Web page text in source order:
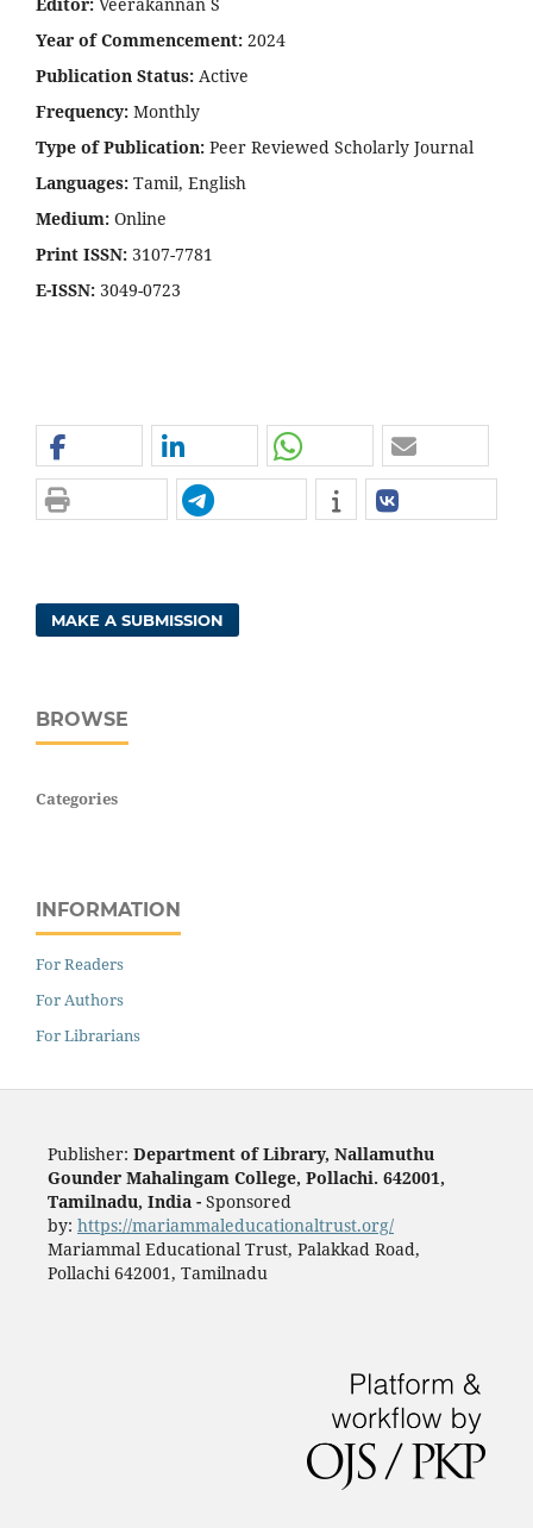
Year of Commencement: 2024
Publication Status: Active
Frequency: Monthly
Type of Publication: Peer Reviewed Scholarly Journal
Languages: Tamil, English
Medium: Online
Print ISSN: 3107-7781
E-ISSN: 3049-0723
MAKE A SUBMISSION
BROWSE
Categories
INFORMATION
For Readers
For Authors
For Librarians
Publisher: Department of Library, Nallamuthu
Gounder Mahalingam College, Pollachi. 642001,
Tamilnadu, India - Sponsored
by: https://mariammaleducationaltrust.org/
Mariammal Educational Trust, Palakkad Road,
Pollachi 642001, Tamilnadu